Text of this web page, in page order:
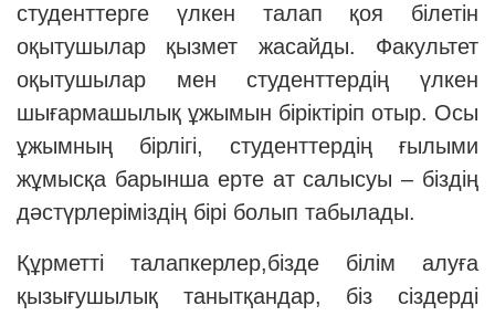
студенттерге үлкен талап қоя білетін
оқытушылар қызмет жасайды. Факультет
оқытушылар мен студенттердің үлкен
шығармашылық ұжымын біріктіріп отыр. Осы
ұжымның бірлігі, студенттердің ғылыми
жұмысқа барынша ерте ат салысуы – біздің
дәстүрлеріміздің бірі болып табылады.
Құрметті талапкерлер,бізде білім алуға
қызығушылық танытқандар, біз сіздерді